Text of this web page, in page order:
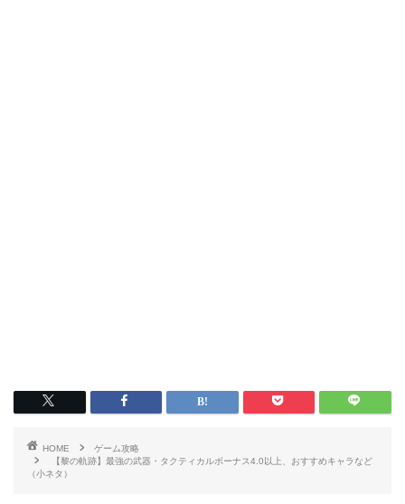
HOME
ゲーム攻略
【黎の軌跡】最強の武器・タクティカルボーナス4.0以上、おすすめキャラなど
（小ネタ）